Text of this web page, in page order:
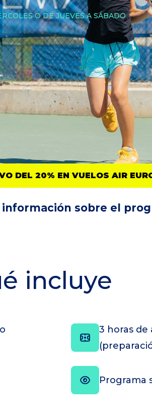
O DE JUEVES A SÁBADO
ALOJAMIENTO EN LA
información sobre el
incluye
3 horas de
Programa